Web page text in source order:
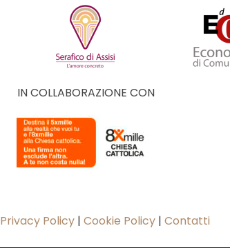
IN COLLABORAZIONE CON
Privacy Policy| Cookie Policy| Contatti